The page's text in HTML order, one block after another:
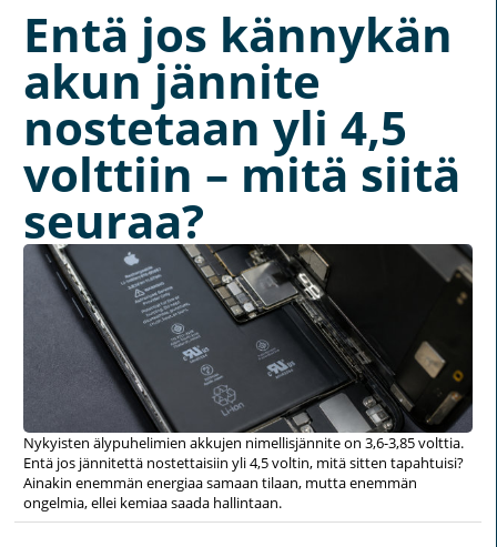
Entä jos kännykän
akun jännite
nostetaan yli 4,5
volttiin – mitä siitä
seuraa?
Nykyisten älypuhelimien akkujen nimellisjännite on 3,6-3,85 volttia.
Entä jos jännitettä nostettaisiin yli 4,5 voltin, mitä sitten tapahtuisi?
Ainakin enemmän energiaa samaan tilaan, mutta enemmän
ongelmia, ellei kemiaa saada hallintaan.